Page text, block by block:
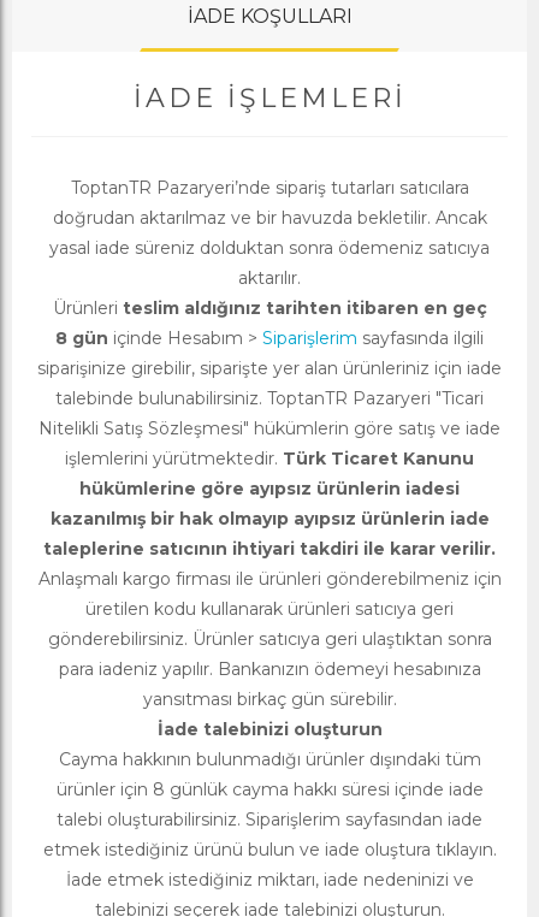
İADE KOŞULLARI
İADE İŞLEMLERI
ToptanTR Pazaryeri’nde sipariş tutarları satıcılara
doğrudan aktarılmaz ve bir havuzda bekletilir. Ancak
yasal iade süreniz dolduktan sonra ödemeniz satıcıya
aktarılır.
Ürünleri teslim aldığınız tarihten itibaren en geç
8 gün içinde Hesabım > Siparişlerim sayfasında ilgili
siparişinize girebilir, siparişte yer alan ürünleriniz için iade
talebinde bulunabilirsiniz. ToptanTR Pazaryeri "Ticari
Nitelikli Satış Sözleşmesi" hükümlerin göre satış ve iade
işlemlerini yürütmektedir. Türk Ticaret Kanunu
hükümlerine göre ayıpsız ürünlerin iadesi
kazanılmış bir hak olmayıp ayıpsız ürünlerin iade
taleplerine satıcının ihtiyari takdiri ile karar verilir.
Anlaşmalı kargo firması ile ürünleri gönderebilmeniz için
üretilen kodu kullanarak ürünleri satıcıya geri
gönderebilirsiniz. Ürünler satıcıya geri ulaştıktan sonra
para iadeniz yapılır. Bankanızın ödemeyi hesabınıza
yansıtması birkaç gün sürebilir.
İade talebinizi oluşturun
Cayma hakkının bulunmadığı ürünler dışındaki tüm
ürünler için 8 günlük cayma hakkı süresi içinde iade
talebi oluşturabilirsiniz. Siparişlerim sayfasından iade
etmek istediğiniz ürünü bulun ve iade oluştura tıklayın.
İade etmek istediğiniz miktarı, iade nedeninizi ve
talebinizi seçerek iade talebinizi oluşturun.